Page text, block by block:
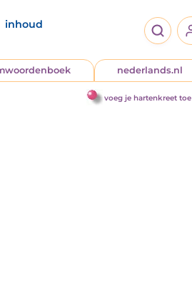
inhoud
nederlands.nl
voeg je hartenkreet toe